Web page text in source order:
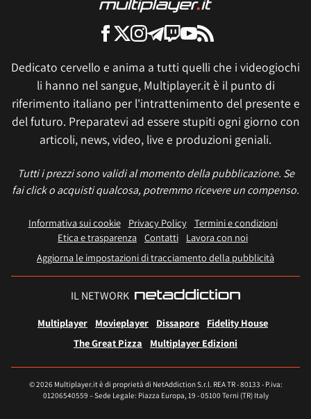
Dedicato cervello e anima a tutti quelli che i videogiochi
li hanno nel sangue, Multiplayer.it è il punto di
riferimento italiano per l'intrattenimento del presente e
del futuro. Preparatevi ad essere stupiti ogni giorno con
articoli, news, video, live e produzioni geniali.
Tutti i prezzi sono validi al momento della pubblicazione. Se
fai click o acquisti qualcosa, potremmo ricevere un compenso.
Informativa sui cookie Privacy Policy
Termini e condizioni
Etica e trasparenza Contatti
Lavora con noi
Aggiorna le impostazioni di tracciamento della pubblicità
IL NETWORK
Multiplayer Movieplayer Dissapore
Fidelity House
The Great Pizza
Multiplayer Edizioni
© 2026 Multiplayer.it è di proprietà di NetAddiction S.r.l. REA TR - 80133 - P.iva:
01206540559 – Sede Legale: Piazza Europa, 19 - 05100 Terni (TR) Italy